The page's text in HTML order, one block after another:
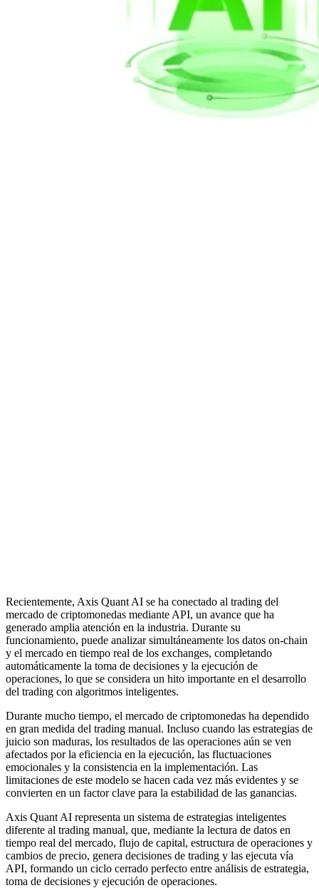
Recientemente, Axis Quant AI se ha conectado al trading del
mercado de criptomonedas mediante API, un avance que ha
generado amplia atención en la industria. Durante su
funcionamiento, puede analizar simultáneamente los datos on-chain
y el mercado en tiempo real de los exchanges, completando
automáticamente la toma de decisiones y la ejecución de
operaciones, lo que se considera un hito importante en el desarrollo
del trading con algoritmos inteligentes.
Durante mucho tiempo, el mercado de criptomonedas ha dependido
en gran medida del trading manual. Incluso cuando las estrategias de
juicio son maduras, los resultados de las operaciones aún se ven
afectados por la eficiencia en la ejecución, las fluctuaciones
emocionales y la consistencia en la implementación. Las
limitaciones de este modelo se hacen cada vez más evidentes y se
convierten en un factor clave para la estabilidad de las ganancias.
Axis Quant AI representa un sistema de estrategias inteligentes
diferente al trading manual, que, mediante la lectura de datos en
tiempo real del mercado, flujo de capital, estructura de operaciones y
cambios de precio, genera decisiones de trading y las ejecuta vía
API, formando un ciclo cerrado perfecto entre análisis de estrategia,
toma de decisiones y ejecución de operaciones.